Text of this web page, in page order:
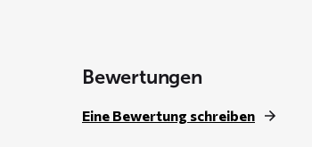
Bewertungen
Eine Bewertung schreiben